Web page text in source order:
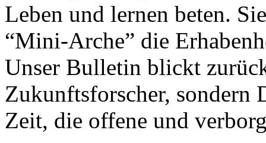
Leben und lernen beten.
“Mini-Arche” die
Unser Bulletin blickt
Zukunftsforscher, sondern
Zeit, die offene und